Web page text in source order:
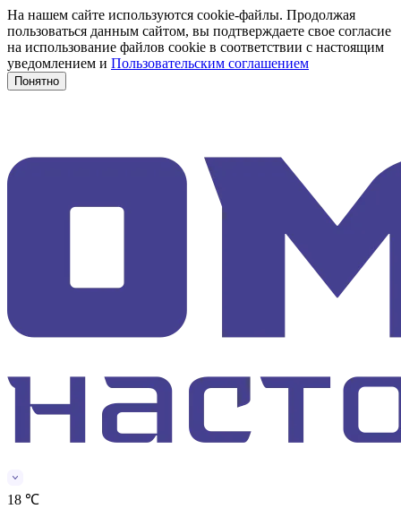
На нашем сайте используются cookie-файлы. Продолжая
пользоваться данным сайтом, вы подтверждаете свое согласие
на использование файлов cookie в соответствии с настоящим
уведомлением и Пользовательским соглашением
Понятно
18 ℃